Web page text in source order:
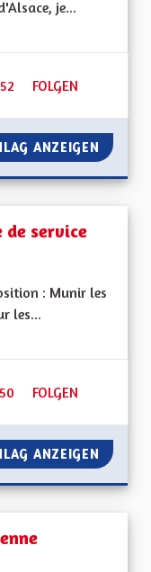
je...
52 52 FOLLOWER
FOLGEN
DÉPOLLUTION
ANZEIGEN
de service
: Munir les
les...
50 50 FOLLOWER
FOLGEN
CROISSANCE
ANZEIGEN